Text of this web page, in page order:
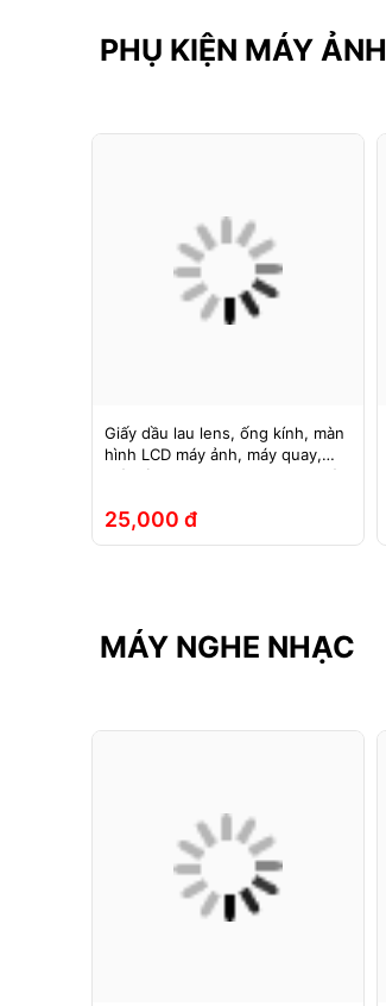
PHỤ KIỆN MÁY ẢNH
Giấy dầu lau lens, ống kính, màn
hình LCD máy ảnh, máy quay,
máy tính, laptop, điện thoại, máy
25,000 đ
MÁY NGHE NHẠC